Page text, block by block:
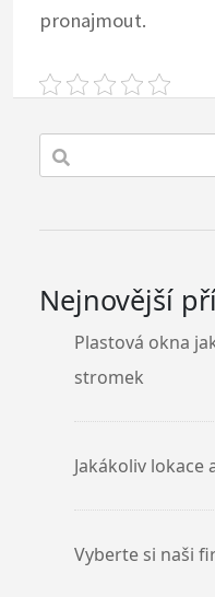
pronajmout.
Nejnovější
Plastová okna
stromek
Jakákoliv lokace
Vyberte si naši